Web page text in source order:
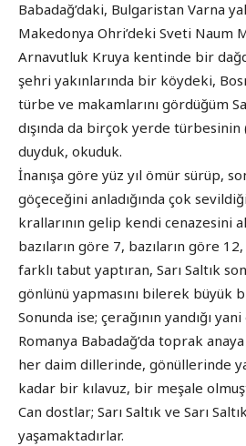
Babadağ’daki, Bulgaristan Varna
Makedonya Ohri’deki Sveti Naum
Arnavutluk Kruya kentinde bir
şehri yakınlarında bir köydeki,
türbe ve makamlarını gördüğüm
dışında da birçok yerde türbesinin
duyduk, okuduk.
İnanışa göre yüz yıl ömür sürüp,
göçeceğini anladığında çok
krallarının gelip kendi cenazesini
bazıların göre 7, bazıların göre
farklı tabut yaptıran, Sarı Saltık
gönlünü yapmasını bilerek büyük
Sonunda ise; çerağının yandığı
Romanya Babadağ’da toprak
her daim dillerinde, gönüllerinde
kadar bir kılavuz, bir meşale
Can dostlar; Sarı Saltık ve Sarı
yaşamaktadırlar.